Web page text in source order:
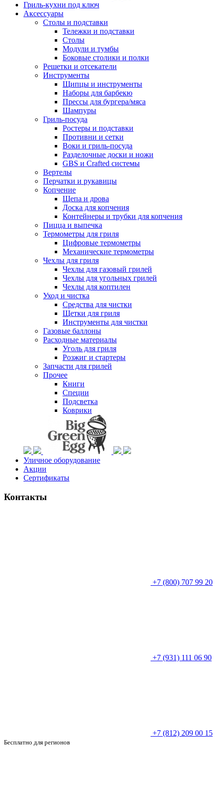
Гриль-кухни под ключ
Аксессуары
Столы и подставки
Тележки и подставки
Столы
Модули и тумбы
Боковые столики и полки
Решетки и отсекатели
Инструменты
Щипцы и инструменты
Наборы для барбекю
Прессы для бургера/мяса
Шампуры
Гриль-посуда
Ростеры и подставки
Противни и сетки
Воки и гриль-посуда
Разделочные доски и ножи
GBS и Crafted системы
Вертелы
Перчатки и рукавицы
Копчение
Щепа и дрова
Доска для копчения
Контейнеры и трубки для копчения
Пицца и выпечка
Термометры для гриля
Цифровые термометры
Механические термометры
Чехлы для гриля
Чехлы для газовый грилей
Чехлы для угольных грилей
Чехлы для коптилен
Уход и чистка
Средства для чистки
Щетки для гриля
Инструменты для чистки
Газовые баллоны
Расходные материалы
Уголь для гриля
Розжиг и стартеры
Запчасти для грилей
Прочее
Книги
Специи
Подсветка
Коврики
Уличное оборудование
Акции
Сертификаты
Контакты
+7 (800) 707 99 20
+7 (931) 111 06 90
+7 (812) 209 00 15
Бесплатно для регионов